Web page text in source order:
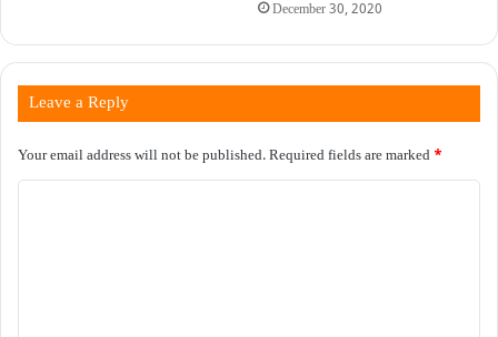
December 30, 2020
Leave a Reply
Your email address will not be published.Required fields are marked *